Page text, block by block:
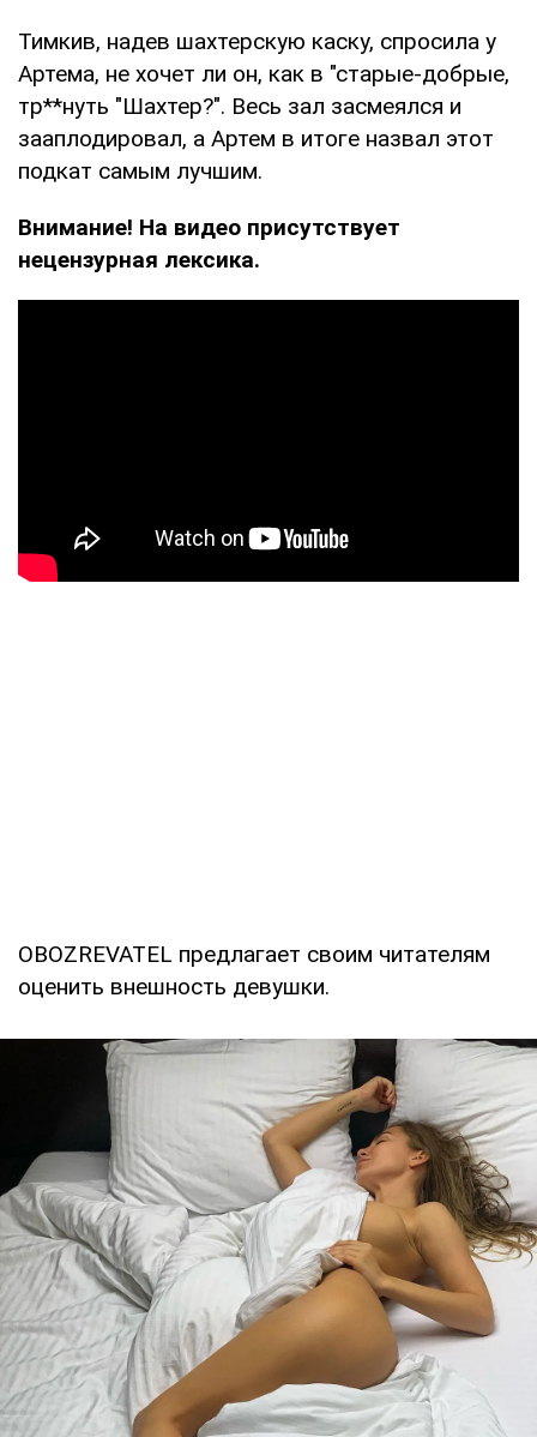
Тимкив, надев шахтерскую каску, спросила у
Артема, не хочет ли он, как в "старые-добрые,
тр**нуть "Шахтер?". Весь зал засмеялся и
зааплодировал, а Артем в итоге назвал этот
подкат самым лучшим.
Внимание! На видео присутствует
нецензурная лексика.
OBOZREVATEL предлагает своим читателям
оценить внешность девушки.